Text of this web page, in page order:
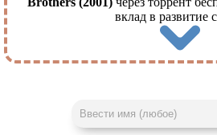
вклад в развитие